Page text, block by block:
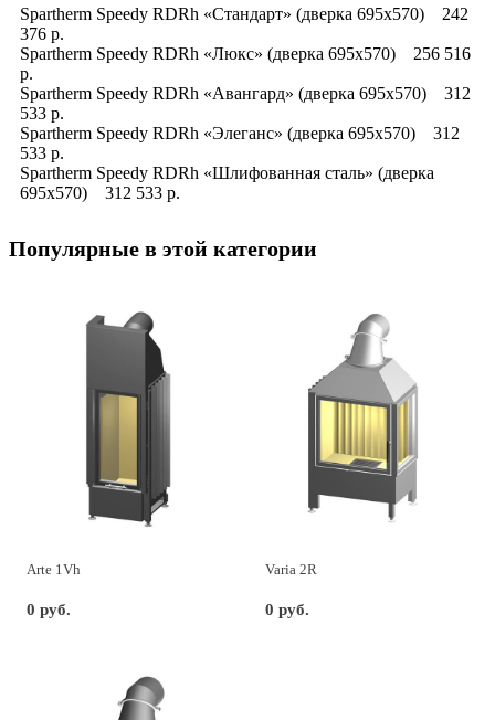
Spartherm Speedy RDRh «Стандарт» (дверка 695x570) 242
376 р.
Spartherm Speedy RDRh «Люкс» (дверка 695x570) 256 516
р.
Spartherm Speedy RDRh «Авангард» (дверка 695x570) 312
533 р.
Spartherm Speedy RDRh «Элеганс» (дверка 695x570) 312
533 р.
Spartherm Speedy RDRh «Шлифованная сталь» (дверка
695x570) 312 533 р.
Популярные в этой категории
Arte 1Vh
0 руб.
Varia 2R
0 руб.